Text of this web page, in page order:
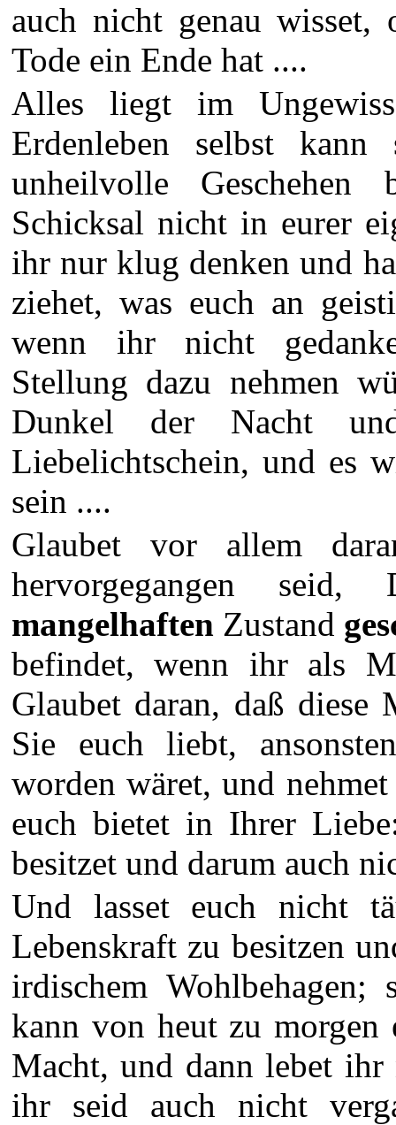
auch nicht genau
Tode ein Ende hat ....
Alles liegt im
Erdenleben selbst
unheilvolle
Schicksal nicht in eurer
ihr nur klug denken und
ziehet, was euch an
wenn ihr nicht
Stellung dazu nehmen
Dunkel der Nacht
Liebelichtschein, und es
sein ....
Glaubet vor allem
hervorgegangen
mangelhaften Zustand
befindet, wenn ihr als
Glaubet daran, daß
Sie euch liebt,
worden wäret, und
euch bietet in Ihrer
besitzet und darum auch
Und lasset euch nicht
Lebenskraft zu besitzen
irdischem Wohlbehagen;
kann von heut zu morgen
Macht, und dann lebet
ihr seid auch nicht